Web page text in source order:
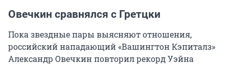
Овечкин сравнялся с Гретцки
Пока звездные пары выясняют отношения,
российский нападающий «Вашингтон Кэпиталз»
Александр Овечкин повторил рекорд Уэйна